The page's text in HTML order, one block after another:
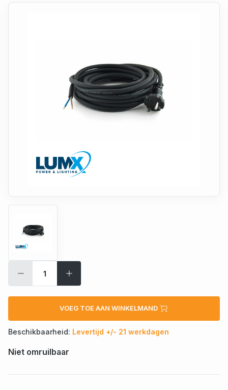
VOEG TOE AAN WINKELMAND
Beschikbaarheid: Levertijd +/- 21 werkdagen
Niet omruilbaar